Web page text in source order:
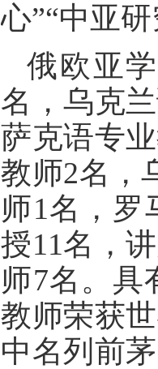
心”“中亚
俄欧亚
名，乌克
萨克语专
教师2名，
师1名，罗
授11名，
师7名。具
教师荣获
中名列前